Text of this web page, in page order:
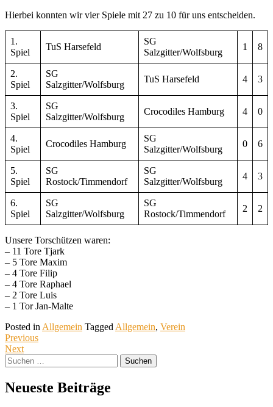
Hierbei konnten wir vier Spiele mit 27 zu 10 für uns entscheiden.
1.
Spiel
TuS Harsefeld
SG
Salzgitter/Wolfsburg
1 8
2.
Spiel
SG
Salzgitter/Wolfsburg
TuS Harsefeld 4 3
3.
Spiel
SG
Salzgitter/Wolfsburg
Crocodiles Hamburg 4 0
4.
Spiel
Crocodiles Hamburg
SG
Salzgitter/Wolfsburg
0 6
5.
Spiel
SG
Rostock/Timmendorf
SG
Salzgitter/Wolfsburg
4 3
6.
Spiel
SG
Salzgitter/Wolfsburg
SG
Rostock/Timmendorf
2 2
Unsere Torschützen waren:
– 11 Tore Tjark
– 5 Tore Maxim
– 4 Tore Filip
– 4 Tore Raphael
– 2 Tore Luis
– 1 Tor Jan-Malte
Posted in Allgemein Tagged Allgemein, Verein
Previous
Next
Suchen
nach:
Neueste Beiträge